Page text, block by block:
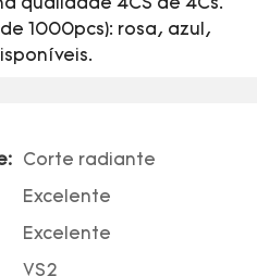
qualidade 4CS de 4Cs.
1000pcs): rosa, azul,
Corte radiante
Excelente
Excelente
VS2